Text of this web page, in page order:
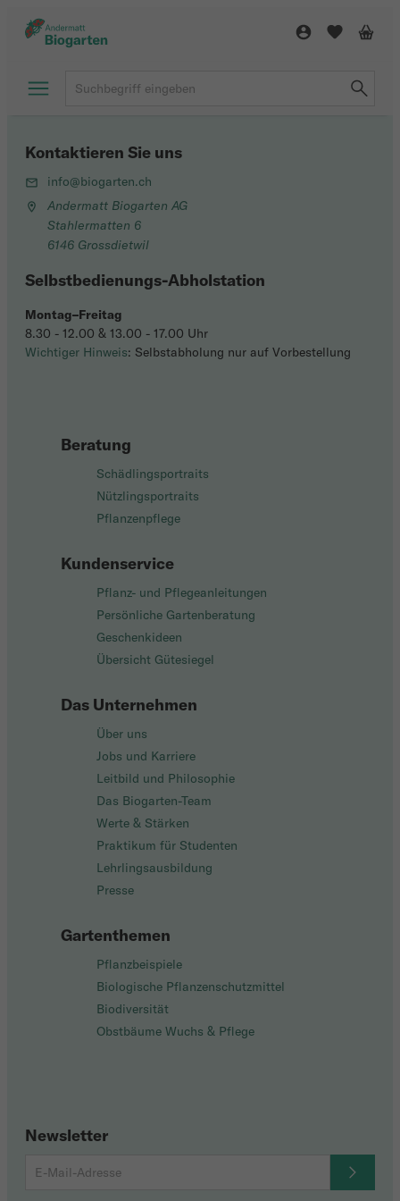
Beratung
Schädlingsportraits
Nützlingsportraits
Pflanzenpflege
Kundenservice
Pflanz- und Pflegeanleitungen
Persönliche Gartenberatung
Geschenkideen
Übersicht Gütesiegel
Das Unternehmen
Über uns
Jobs und Karriere
Leitbild und Philosophie
Das Biogarten-Team
Werte & Stärken
Praktikum für Studenten
Lehrlingsausbildung
Presse
Gartenthemen
Pflanzbeispiele
Biologische Pflanzenschutzmittel
Biodiversität
Obstbäume Wuchs & Pflege
Newsletter
Kontaktieren Sie uns
info@biogarten.ch
Andermatt Biogarten AG
Stahlermatten 6
6146 Grossdietwil
Selbstbedienungs-Abholstation
Montag–Freitag
8.30 - 12.00 & 13.00 - 17.00 Uhr
Wichtiger Hinweis: Selbstabholung nur auf Vorbestellung